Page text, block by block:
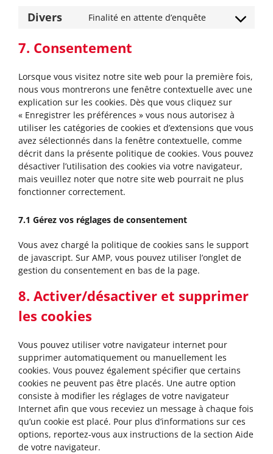
Divers Finalité en attente d’enquête
Consent
7. Consentement
Lorsque vous visitez notre site web pour la première fois,
nous vous montrerons une fenêtre contextuelle avec une
explication sur les cookies. Dès que vous cliquez sur
« Enregistrer les préférences » vous nous autorisez à
utiliser les catégories de cookies et d’extensions que vous
avez sélectionnés dans la fenêtre contextuelle, comme
décrit dans la présente politique de cookies. Vous pouvez
désactiver l’utilisation des cookies via votre navigateur,
mais veuillez noter que notre site web pourrait ne plus
fonctionner correctement.
7.1 Gérez vos réglages de consentement
Vous avez chargé la politique de cookies sans le support
de javascript. Sur AMP, vous pouvez utiliser l’onglet de
gestion du consentement en bas de la page.
8. Activer/désactiver et supprimer
les cookies
Vous pouvez utiliser votre navigateur internet pour
supprimer automatiquement ou manuellement les
cookies. Vous pouvez également spécifier que certains
cookies ne peuvent pas être placés. Une autre option
consiste à modifier les réglages de votre navigateur
Internet afin que vous receviez un message à chaque fois
qu’un cookie est placé. Pour plus d’informations sur ces
options, reportez-vous aux instructions de la section Aide
de votre navigateur.